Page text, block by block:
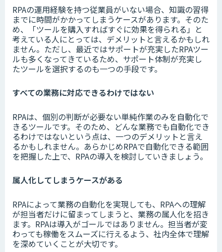
RPAの運用経験を持つ従業員がいない場合、知識の習得
までに時間がかかってしまうケースがあります。そのた
め、「ツールを購入すればすぐに効果を得られる」と
考えている人にとっては、デメリットと言えるかもしれ
ません。ただし、最近ではサポートが充実したRPAツー
ルも多くなってきているため、サポート体制が充実し
たツールを選択するのも一つの手段です。
すべての業務に対応できるわけではない
RPAは、個別の判断が必要ない単純作業のみを自動化で
きるツールです。そのため、どんな業務でも自動化でき
るわけではないという点は、一つのデメリットと言え
るかもしれません。あらかじめRPAで自動化できる範囲
を把握した上で、RPAの導入を検討していきましょう。
属人化してしまうケースがある
RPAによって業務の自動化を実現しても、RPAへの理解
が担当者だけに留まってしまうと、業務の属人化を招き
ます。RPAは導入がゴールではありません。担当者が変
わっても稼働をスムーズに行えるよう、社内全体で理解
を深めていくことが大切です。